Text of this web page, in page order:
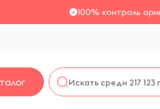
100% контроль